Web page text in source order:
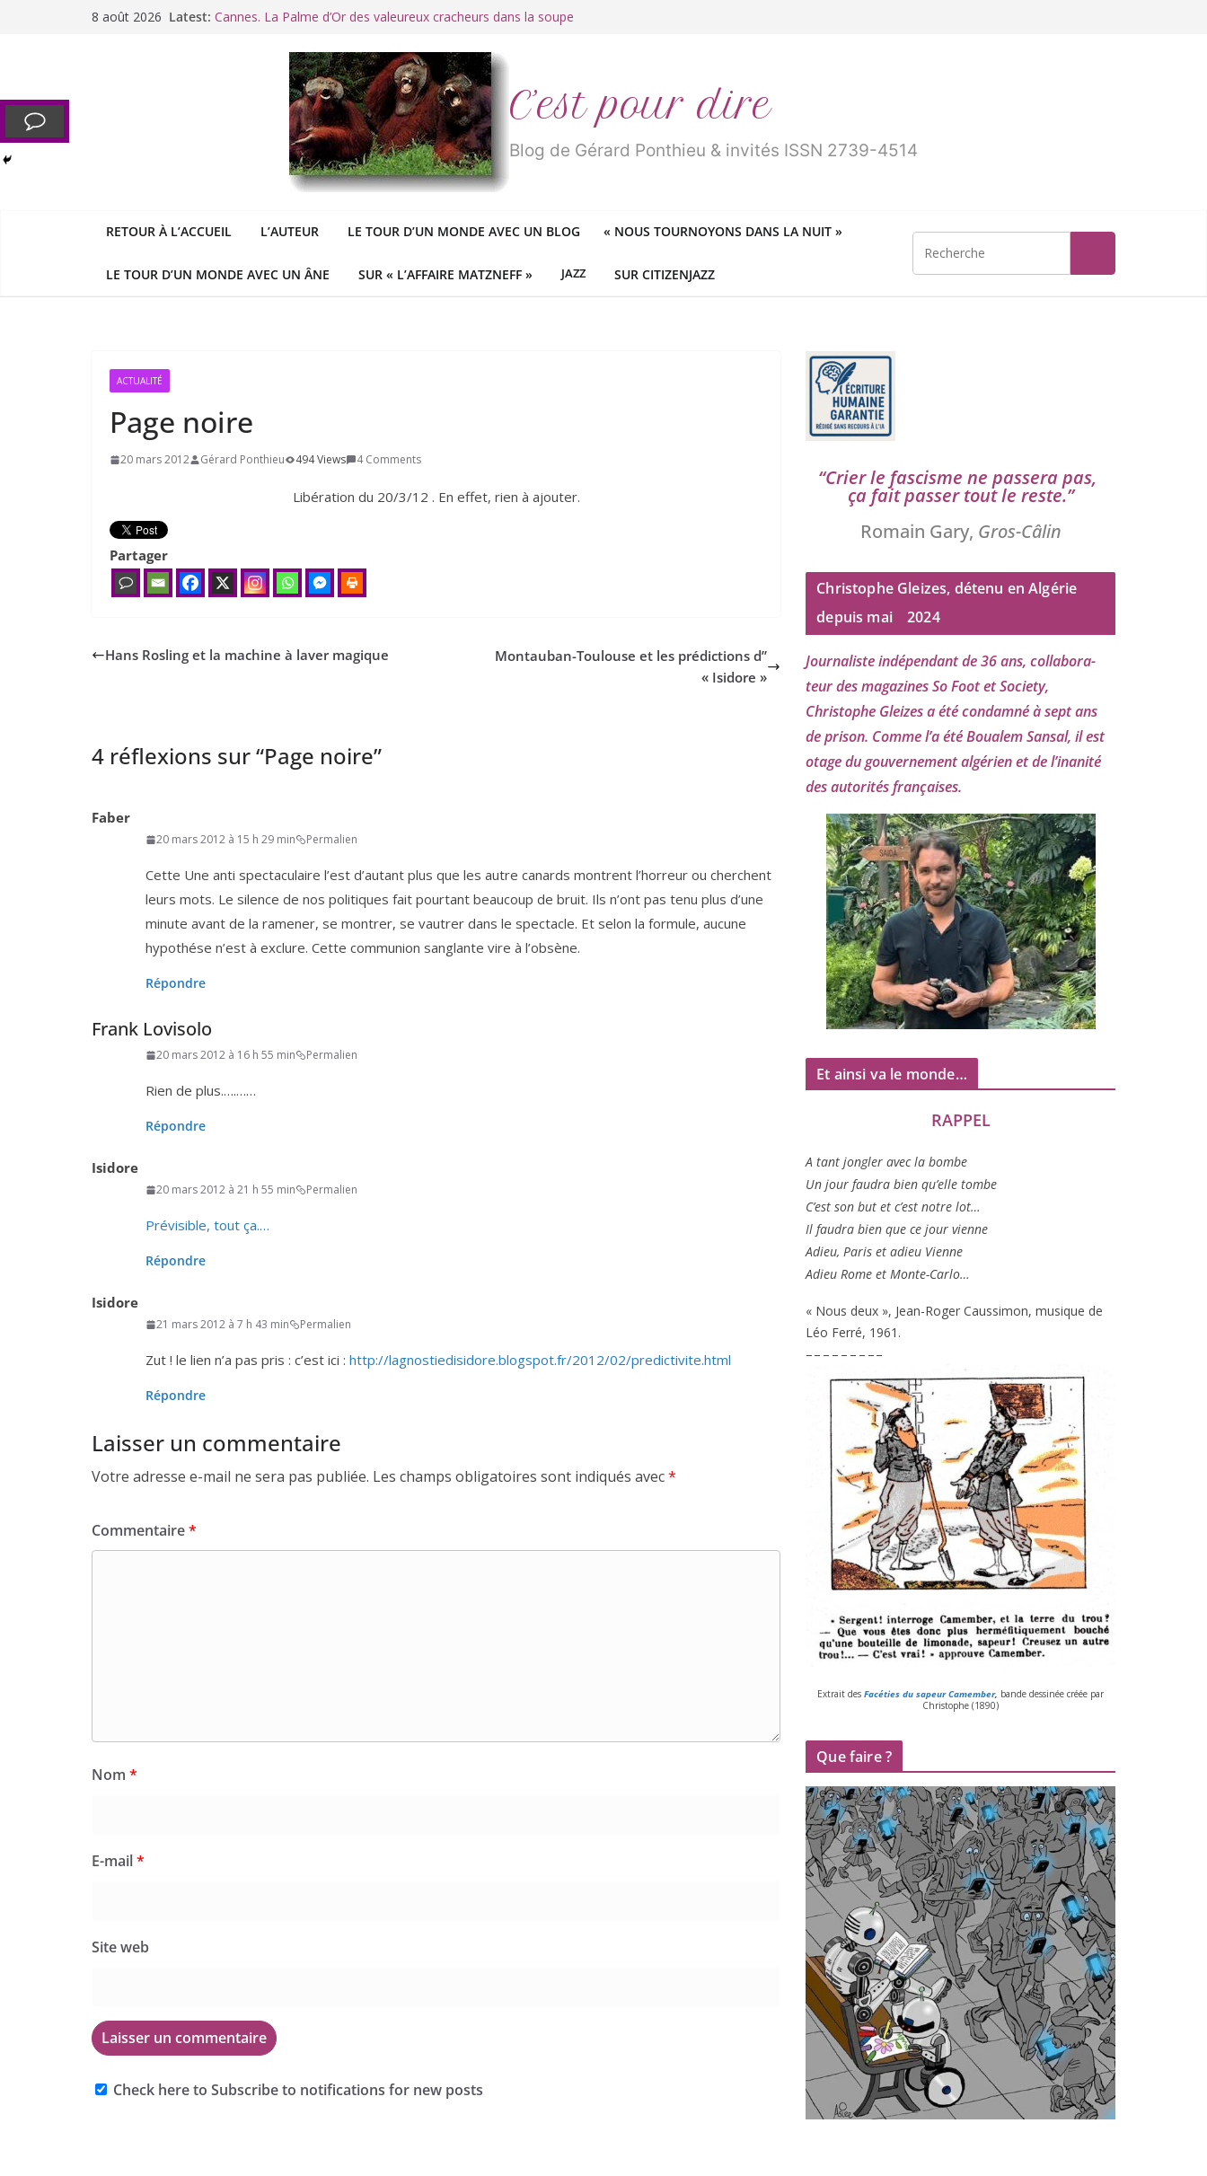
8 août 2026 Latest: Cannes. La Palme d’Or des valeureux cracheurs dans la soupe
Racisme. Moi, Picard-Marseillais traité de « blanc de merde » !
George : « Le meilleur des mondes » ou «
Le patriarcat », bouc émissaire des féministes idéologiquesC’est pour dire
Blog de Gérard Ponthieu & invités ISSN 2739-4514
RETOUR À L’ACCUEIL L’AUTEUR LE TOUR D’UN MONDE AVEC UN BLOG « NOUS TOURNOYONS DANS LA NUIT »
LE TOUR D’UN MONDE AVEC UN ÂNE SUR « L’AFFAIRE MATZNEFF » JAZZ SUR CITIZENJAZZ
ACTUALITÉ
Page noire
20 mars 2012 Gérard Ponthieu 494 Views 4 Comments
Libération du 20/3/12 . En effet, rien à ajouter.
Partager
Hans Rosling et la machine à laver magique
Montauban-Toulouse et les prédictions d”
« Isidore »
4 réflexions sur “Page noire”
Faber
20 mars 2012 à 15 h 29 min Permalien
Cette Une anti spec­ta­cu­laire l’est d’au­tant plus que les autre canards montrent l’hor­reur ou cherchent
leurs mots. Le silence de nos poli­tiques fait pour­tant beau­coup de bruit. Ils n’ont pas tenu plus d’une
minute avant de la rame­ner, se mon­trer, se vau­trer dans le spec­tacle. Et selon la for­mule, aucune
hypo­thése n’est à exclure. Cette com­mu­nion san­glante vire à l’obsène.
Répondre
Frank Lovisolo
20 mars 2012 à 16 h 55 min Permalien
Rien de plus.….……
Répondre
Isidore
20 mars 2012 à 21 h 55 min Permalien
Prévisible, tout ça.…
Répondre
Isidore
21 mars 2012 à 7 h 43 min Permalien
Zut ! le lien n’a pas pris : c’est ici : http://​lag​nos​tie​di​si​dore​.blog​spot​.fr/​201 2​/​02​/​p​r​e​d​i​c​t​i​v​i​t​e​.​h​tml
Répondre
Laisser un commentaire
Votre adresse e-mail ne sera pas publiée. Les champs obligatoires sont indiqués avec*
Commentaire*
Nom *
E-mail*
Site web
Check here to Subscribe to notifications for new posts
“Crier le fas­cisme ne pas­se­ra pas,
ça fait pas­ser tout le reste.”
Romain Gary, Gros-Câlin
Christophe Gleizes, détenu en Algérie
depuis mai
2024
Journaliste indé­pen­dant de36ans, col­la­bo­ra­
teur des maga­zines So Foot et Society,
Christophe Gleizesa été condam­né à sept ans
de pri­son. Comme l’a été Boualem Sansal, il est
otage du gou­ver­ne­ment algé­rien et de l’i­na­ni­té
des auto­ri­tés françaises.
Et ainsi va le monde…
RAPPEL
A tant jon­gler avec la bombe
Un jour fau­dra bien qu’elle tombe
C’est son but et c’est notre lot…
Il fau­dra bien que ce jour vienne
Adieu, Paris et adieu Vienne
Adieu Rome et Monte-Carlo…
« Nous deux », Jean-Roger Caussimon, musique de
Léo Ferré, 1961 .
– – – – – – – – –
Extrait des Facéties du sapeur Camember, bande des­si­née créée par
Christophe (1890)
Que faire ?